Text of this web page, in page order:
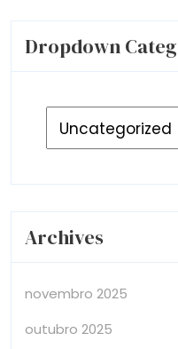
Dropdown
Archives
novembro 2025
outubro 2025